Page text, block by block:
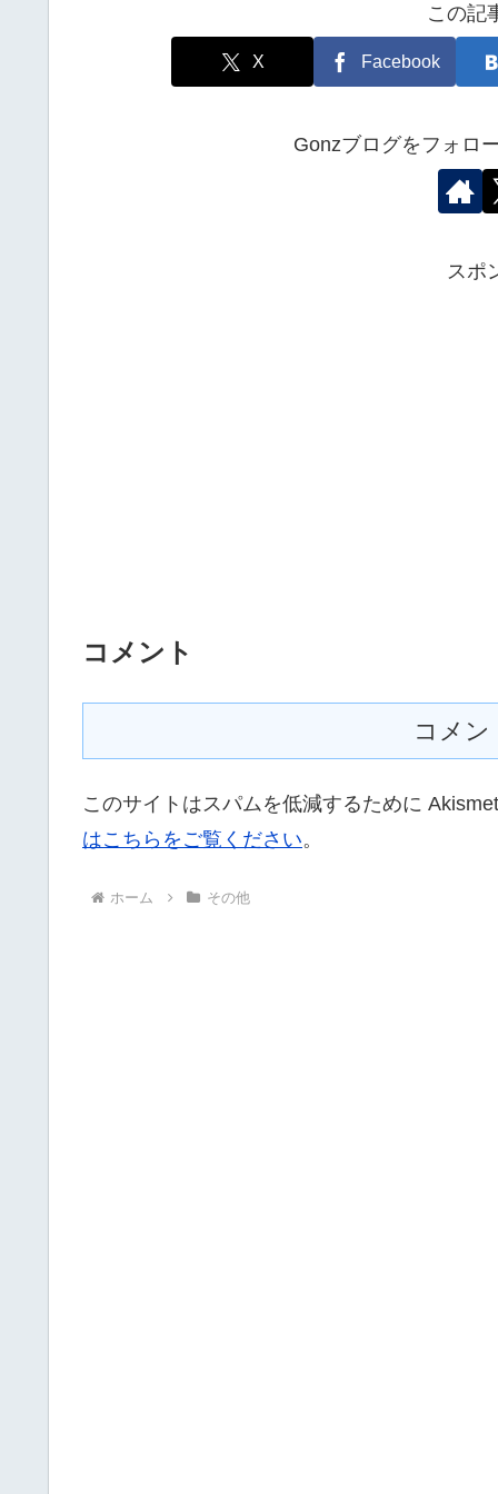
この記
X Facebook
Gonzブログをフォロ
スポ
コメント
コメン
このサイトはスパムを低減するために
はこちらをご覧ください。
ホーム その他